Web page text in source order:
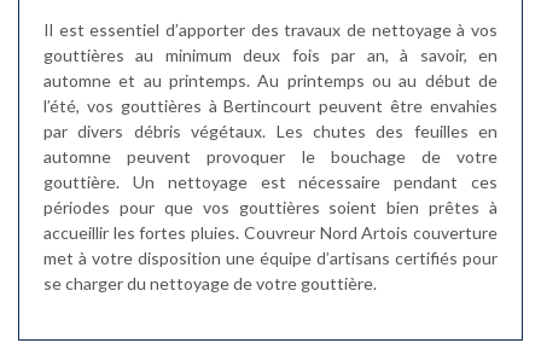
Il est essentiel d’apporter des travaux de nettoyage à vos
gouttières au minimum deux fois par an, à savoir, en
automne et au printemps. Au printemps ou au début de
l’été, vos gouttières à Bertincourt peuvent être envahies
par divers débris végétaux. Les chutes des feuilles en
automne peuvent provoquer le bouchage de votre
gouttière. Un nettoyage est nécessaire pendant ces
périodes pour que vos gouttières soient bien prêtes à
accueillir les fortes pluies. Couvreur Nord Artois couverture
met à votre disposition une équipe d’artisans certifiés pour
se charger du nettoyage de votre gouttière.